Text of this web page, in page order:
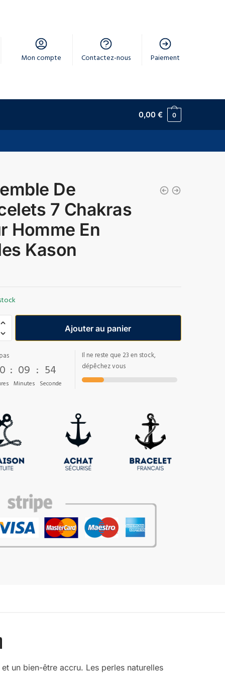
Mon compte Contactez-nous Paiement
0,00€ 0
De
7 Chakras
Homme En
Kason
Ajouter au panier
: 09
Minutes
: 53
Seconde
Il ne reste que 23 en stock,
dépêchez vous
un bien-être accru. Les perles naturelles